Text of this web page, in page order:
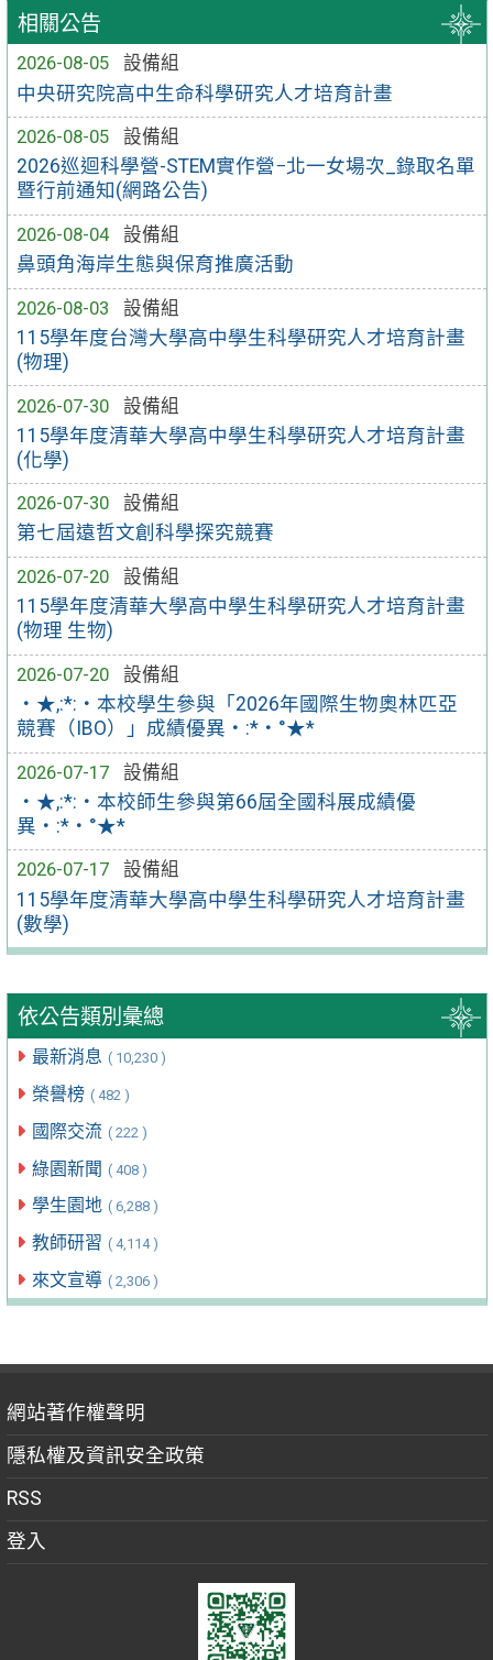
相關公告
2026-08-05
設備組
中央研究院高中生命科學研究人才培育計畫
2026-08-05
設備組
2026巡迴科學營-STEM實作營−北一女場次_錄取名單
暨行前通知(網路公告)
2026-08-04
設備組
鼻頭角海岸生態與保育推廣活動
2026-08-03
設備組
115學年度台灣大學高中學生科學研究人才培育計畫
(物理)
2026-07-30
設備組
115學年度清華大學高中學生科學研究人才培育計畫
(化學)
2026-07-30
設備組
第七屆遠哲文創科學探究競賽
2026-07-20
設備組
115學年度清華大學高中學生科學研究人才培育計畫
(物理 生物)
2026-07-20
設備組
‧★,:*:‧本校學生參與「2026年國際生物奧林匹亞
競賽（IBO）」成績優異‧:*‧°★*
2026-07-17
設備組
‧★,:*:‧本校師生參與第66屆全國科展成績優
異‧:*‧°★*
2026-07-17
設備組
115學年度清華大學高中學生科學研究人才培育計畫
(數學)
依公告類別彙總
最新消息 ( 10,230 )
榮譽榜 ( 482 )
國際交流 ( 222 )
綠園新聞 ( 408 )
學生園地 ( 6,288 )
教師研習 ( 4,114 )
來文宣導 ( 2,306 )
網站著作權聲明
隱私權及資訊安全政策
RSS
登入